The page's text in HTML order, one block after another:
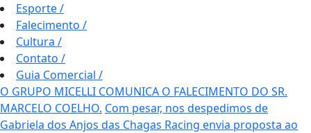
Esporte/
Falecimento /
Cultura /
Contato /
Guia Comercial /
O GRUPO MICELLI COMUNICA O FALECIMENTO DO SR.
MARCELO COELHO. Com pesar, nos despedimos de
Gabriela dos Anjos das Chagas Racing envia proposta ao